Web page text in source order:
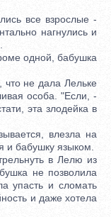
все взрослые -
нагнулись и
одной, бабушка
не дала Лельке
особа. "Если, -
эта злодейка в
влезла на
и бабушку языком.
в Лелю из
не позволила
упасть и сломать
и даже хотела